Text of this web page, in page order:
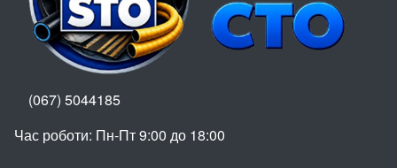
(067) 5044185
Час роботи: Пн-Пт 9:00 до 18:00